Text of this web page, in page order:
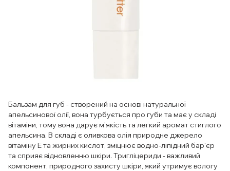
Бальзам для губ - створений на основі натуральної
апельсинової олії, вона турбується про губи та має у складі
вітаміни, тому вона дарує м'якість та легкий аромат стиглого
апельсина. В складі є оливкова олія природне джерело
вітаміну Е та жирних кислот, зміцнює водно-ліпідний бар'єр
та сприяє відновленню шкіри. Тригліцериди - важливий
компонент, природного захисту шкіри, який утримує вологу